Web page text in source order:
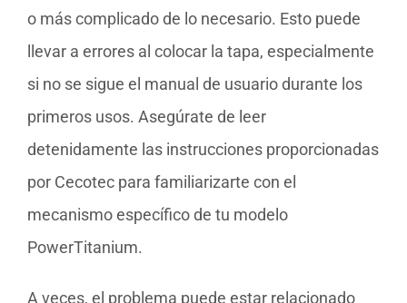
o más complicado de lo necesario. Esto puede
llevar a errores al colocar la tapa, especialmente
si no se sigue el manual de usuario durante los
primeros usos. Asegúrate de leer
detenidamente las instrucciones proporcionadas
por Cecotec para familiarizarte con el
mecanismo específico de tu modelo
PowerTitanium.
A veces, el problema puede estar relacionado